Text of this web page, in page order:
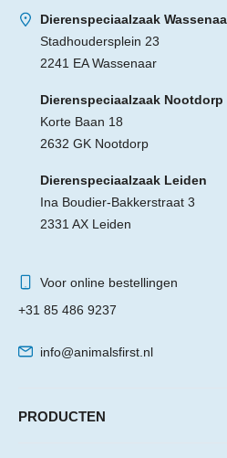
Dierenspeciaalzaak
Stadhoudersplein 23
2241 EA Wassenaar
Dierenspeciaalzaak Nootdorp
Korte Baan 18
2632 GK Nootdorp
Dierenspeciaalzaak Leiden
Ina Boudier-Bakkerstraat 3
2331 AX Leiden
Voor online bestellingen
+31 85 486 9237
info@animalsfirst.nl
PRODUCTEN